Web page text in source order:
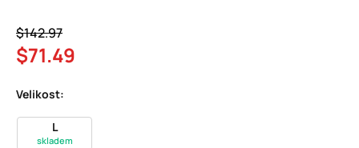
$142.97
$71.49
Velikost:
L
skladem